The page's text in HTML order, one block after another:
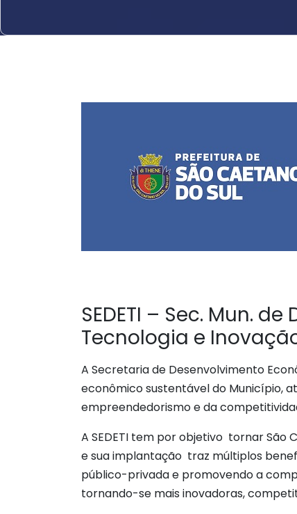
SEDETI – Sec. Mun.
Tecnologia e
A Secretaria de Desenvolvimento
econômico sustentável do Município,
empreendedorismo e da
A SEDETI tem por objetivo tornar
e sua implantação traz múltiplos
público-privada e promovendo a
tornando-se mais inovadoras,